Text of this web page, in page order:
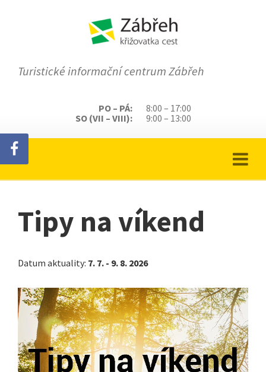
Turistické informační centrum Zábřeh
PO – PÁ:
8:00 – 17:00
SO (VII – VIII):
9:00 – 13:00
Tipy na víkend
Datum aktuality: 7. 7. - 9. 8. 2026